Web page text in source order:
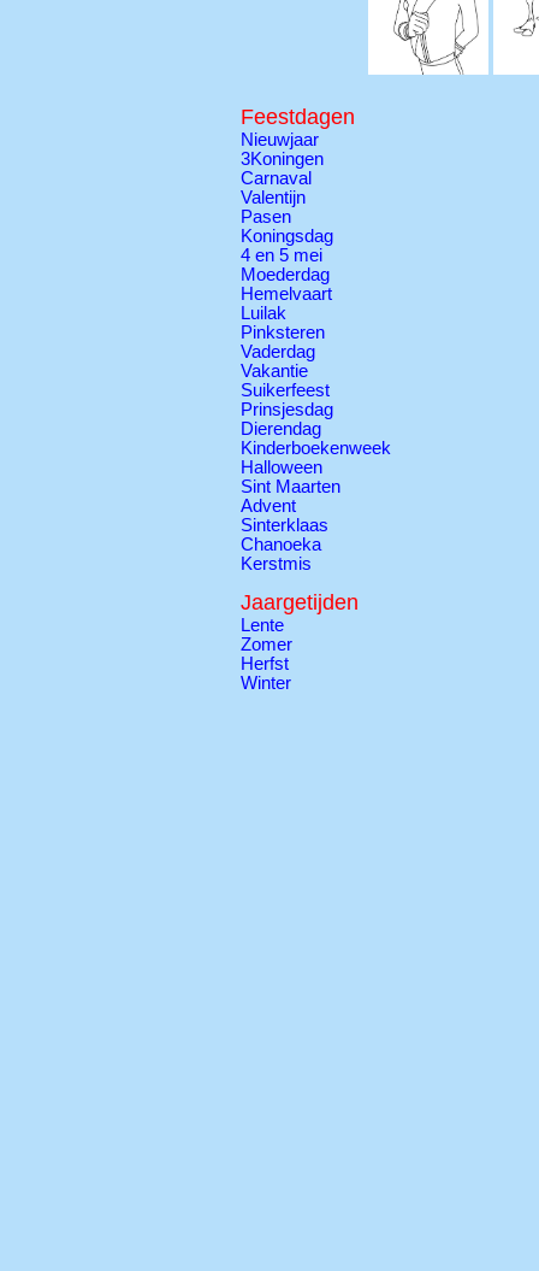
Feestdagen
Nieuwjaar
3Koningen
Carnaval
Valentijn
Pasen
Koningsdag
4 en 5 mei
Moederdag
Hemelvaart
Luilak
Pinksteren
Vaderdag
Vakantie
Suikerfeest
Prinsjesdag
Dierendag
Kinderboekenweek
Halloween
Sint Maarten
Advent
Sinterklaas
Chanoeka
Kerstmis
Jaargetijden
Lente
Zomer
Herfst
Winter